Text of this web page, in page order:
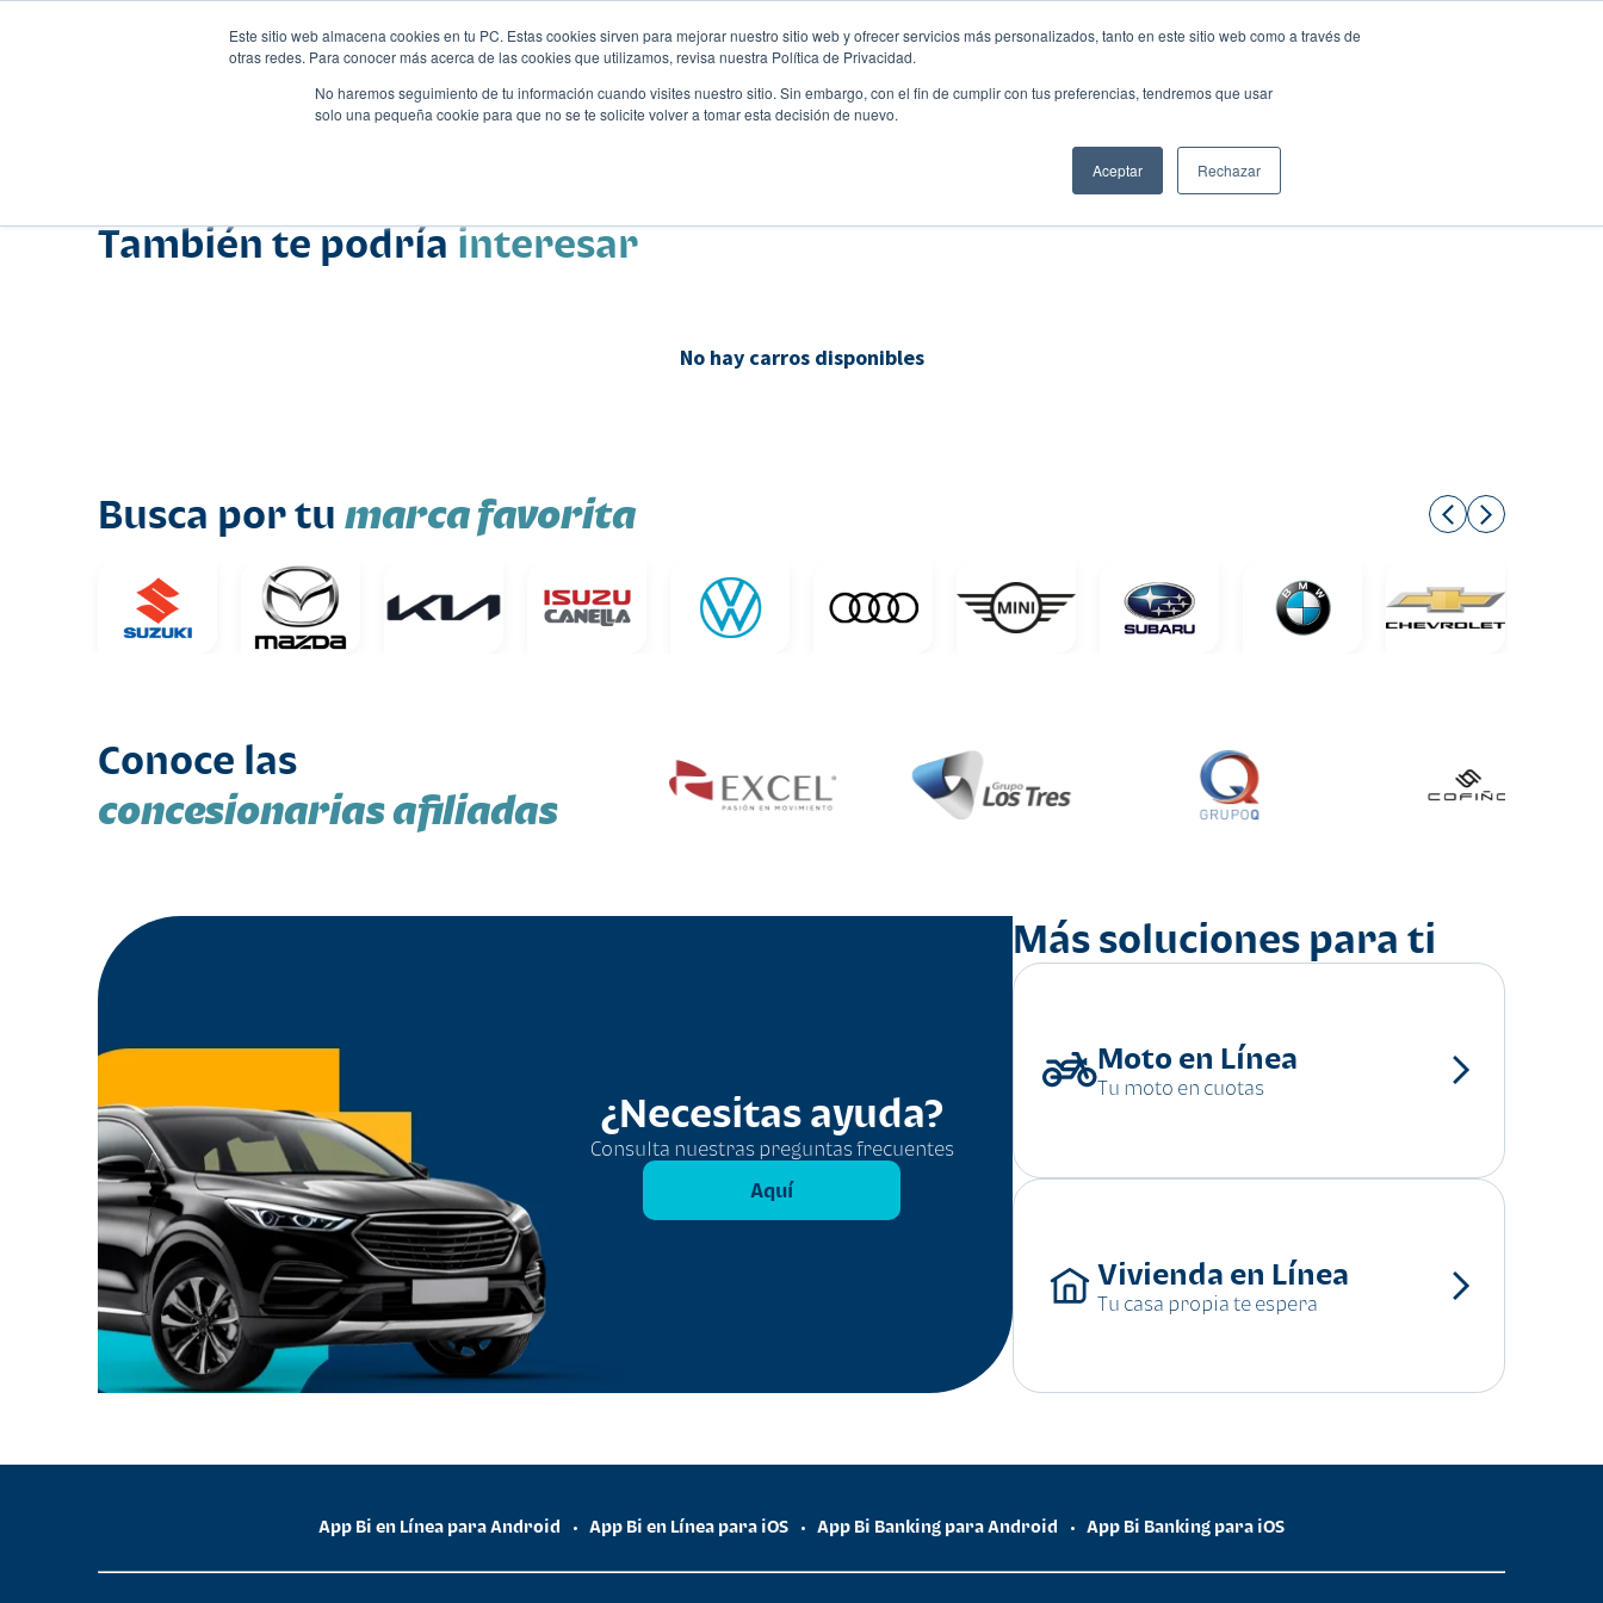
Este sitio web almacena cookies en tu PC. Estas cookies sirven para mejorar nuestro sitio web y ofrecer servicios más personalizados, tanto en este sitio web como a través de
otras redes. Para conocer más acerca de las cookies que utilizamos, revisa nuestra Política de Privacidad.
No haremos seguimiento de tu información cuando visites nuestro sitio. Sin embargo, con el fin de cumplir con tus preferencias, tendremos que usar
solo una pequeña cookie para que no se te solicite volver a tomar esta decisión de nuevo.
Aceptar Rechazar
Compartir:
También te podría interesar
No hay carros disponibles
Busca por tu marca favorita
Conoce las
concesionarias afiliadas
¿Necesitas ayuda?
Consulta nuestras preguntas frecuentes
Aquí
Más soluciones para ti
Moto en Línea
Tu moto en cuotas
Vivienda en Línea
Tu casa propia te espera
App Bi en Línea para Android • App Bi en Línea para iOS • App Bi Banking para Android • App Bi Banking para iOS